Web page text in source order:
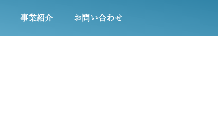
事業紹介 お問い合わせ